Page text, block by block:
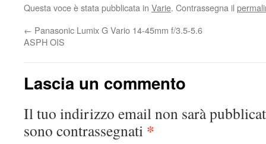
Questa voce è stata pubblicata in Varie. Contrassegna il
← Panasonic Lumix G Vario 14-45mm f/3.5-5.6
ASPH OIS
Lascia un commento
Il tuo indirizzo email non sarà
sono contrassegnati *